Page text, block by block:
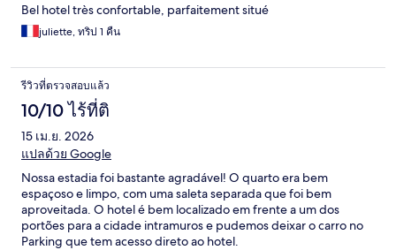
Bel hotel très confortable, parfaitement situé
juliette, ทริป 1 คืน
รีวิวที่ตรวจสอบแล้ว
10/10 ไร้ที่ติ
15 เม.ย. 2026
แปลด้วย Google
Nossa estadia foi bastante agradável! O quarto era bem
espaçoso e limpo, com uma saleta separada que foi bem
aproveitada. O hotel é bem localizado em frente a um dos
portões para a cidade intramuros e pudemos deixar o carro no
Parking que tem acesso direto ao hotel.